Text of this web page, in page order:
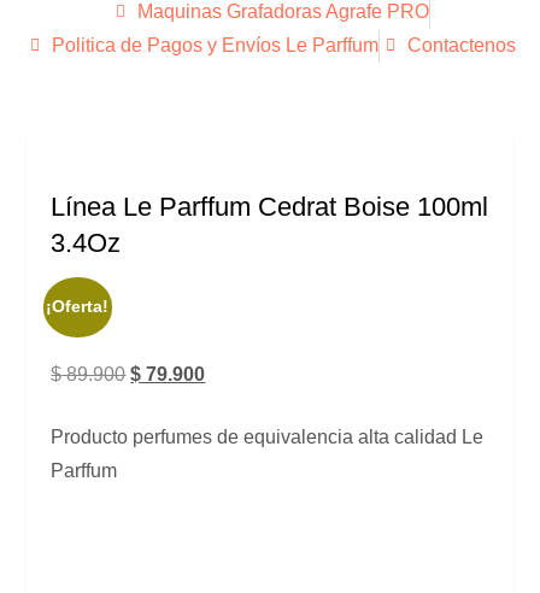
Maquinas Grafadoras Agrafe PRO
Politica de Pagos y Envíos Le Parffum
Contactenos
Línea Le Parffum Cedrat Boise 100ml
3.4Oz
¡Oferta!
$89.900 $ 79.900
Producto perfumes de equivalencia alta calidad Le
Parffum